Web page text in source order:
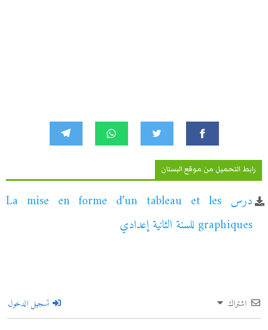
رابط التحميل من موقع البستان
درس La mise en forme d’un tableau et les
graphiques للسنة الثانية إعدادي
اشتراك تسجيل الدخول